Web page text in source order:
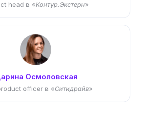
head в «Контур.Экстерн»
Осмоловская
officer в «Ситидрайв»